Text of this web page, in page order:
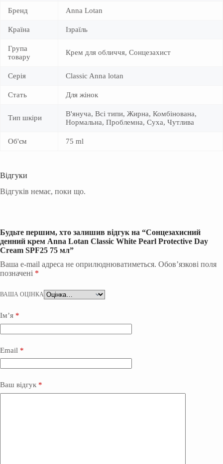
Бренд Anna Lotan
Країна Ізраїль
Група
товару
Крем для обличчя, Сонцезахист
Серія Classic Anna lotan
Стать Для жінок
Тип шкіри
В'януча, Всі типи, Жирна, Комбінована,
Нормальна, Проблемна, Суха, Чутлива
Об'єм 75 ml
Відгуки
Відгуків немає, поки що.
Будьте першим, хто залишив відгук на “Сонцезахисний
денний крем Anna Lotan Classic White Pearl Protective Day
Cream SPF25 75 мл”
Ваша e-mail адреса не оприлюднюватиметься. Обов’язкові поля
позначені *
ВАША ОЦІНКА
Ім’я *
Email *
Ваш відгук *